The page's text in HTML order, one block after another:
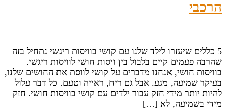
הרכבי
5 כללים שיעזרו לילד שלנו עם קושי בוויסות ריגשי נתחיל בזה
שהרבה פעמים קיים בלבול בין ויסות חושי לוויסות ריגשי.
בוויסות חושי, אנחנו מדברים על קושי לווסת את החושים שלנו,
בעיקר שמיעה, מגע. אבל גם ריח, ראייה וטעם. כל דבר עלול
להיות יותר מידי חזק עבור ילדים עם קושי בוויסות חושי. חזק
מידי בשמיעה, לא […]